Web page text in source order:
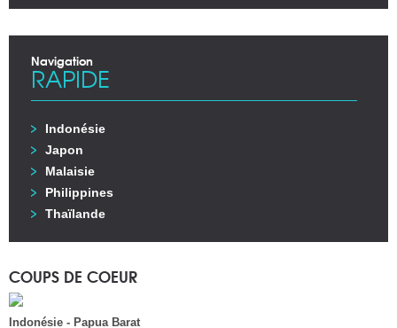
Navigation
RAPIDE
Indonésie
Japon
Malaisie
Philippines
Thaïlande
COUPS DE COEUR
Indonésie - Papua Barat